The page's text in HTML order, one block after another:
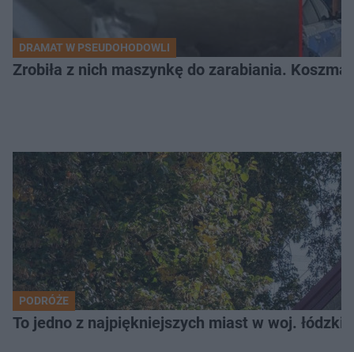
DRAMAT W PSEUDOHODOWLI
Zrobiła z nich maszynkę do zarabiania.
PODRÓŻE
To jedno z najpiękniejszych miast w woj.